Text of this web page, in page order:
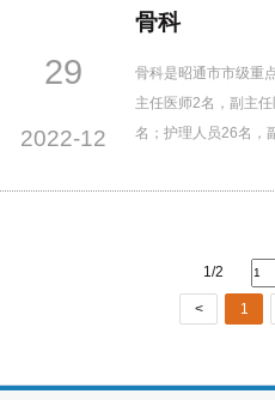
29
2022-12
骨科
骨科是昭通市市级重
主任医师2名，副主
名；护理人员26名，
名；医护团队中研究
名；骨科团队拥有昭
1/2
< 1